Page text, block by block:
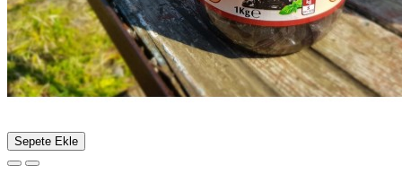
Sepete Ekle